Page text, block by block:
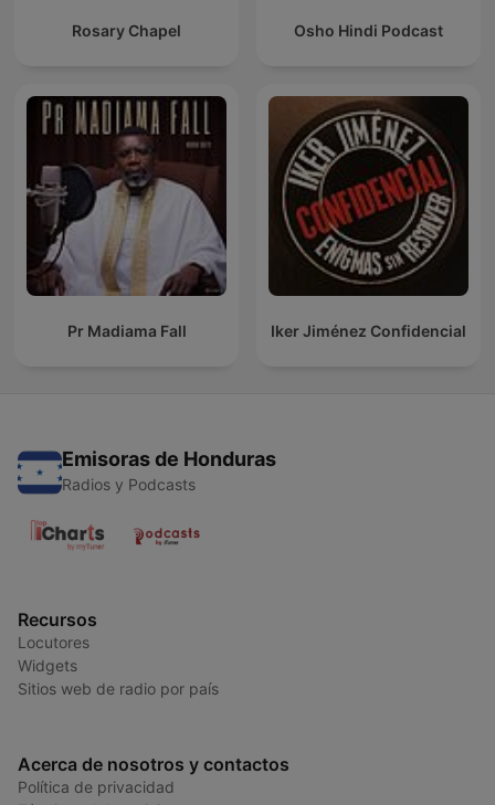
Rosary Chapel Osho Hindi Podcast
Pr Madiama Fall Iker Jiménez Confidencial
Emisoras de Honduras
Radios y Podcasts
Recursos
Locutores
Widgets
Sitios web de radio por país
Acerca de nosotros y contactos
Política de privacidad